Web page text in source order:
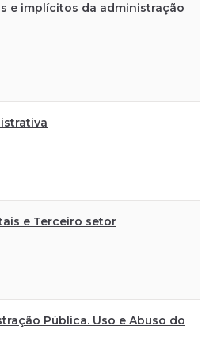
e implícitos da administração
e Terceiro setor
Pública. Uso e Abuso do